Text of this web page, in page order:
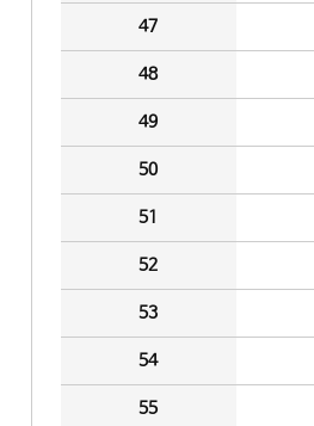
47
48
49
50
51
52
53
54
55